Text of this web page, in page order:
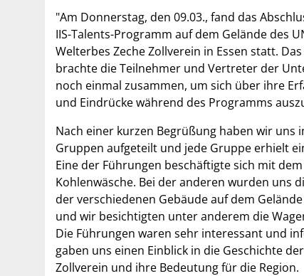
"Am Donnerstag, den 09.03., fand das
IIS-Talents-Programm auf dem Gelände des
Welterbes Zeche Zollverein in Essen statt.
brachte die Teilnehmer und Vertreter der
noch einmal zusammen, um sich über ihre
und Eindrücke während des Programms
Nach einer kurzen Begrüßung haben wir uns
Gruppen aufgeteilt und jede Gruppe erhielt
Eine der Führungen beschäftigte sich mit
Kohlenwäsche. Bei der anderen wurden uns
der verschiedenen Gebäude auf dem
und wir besichtigten unter anderem die
Die Führungen waren sehr interessant und
gaben uns einen Einblick in die Geschichte
Zollverein und ihre Bedeutung für die Region.